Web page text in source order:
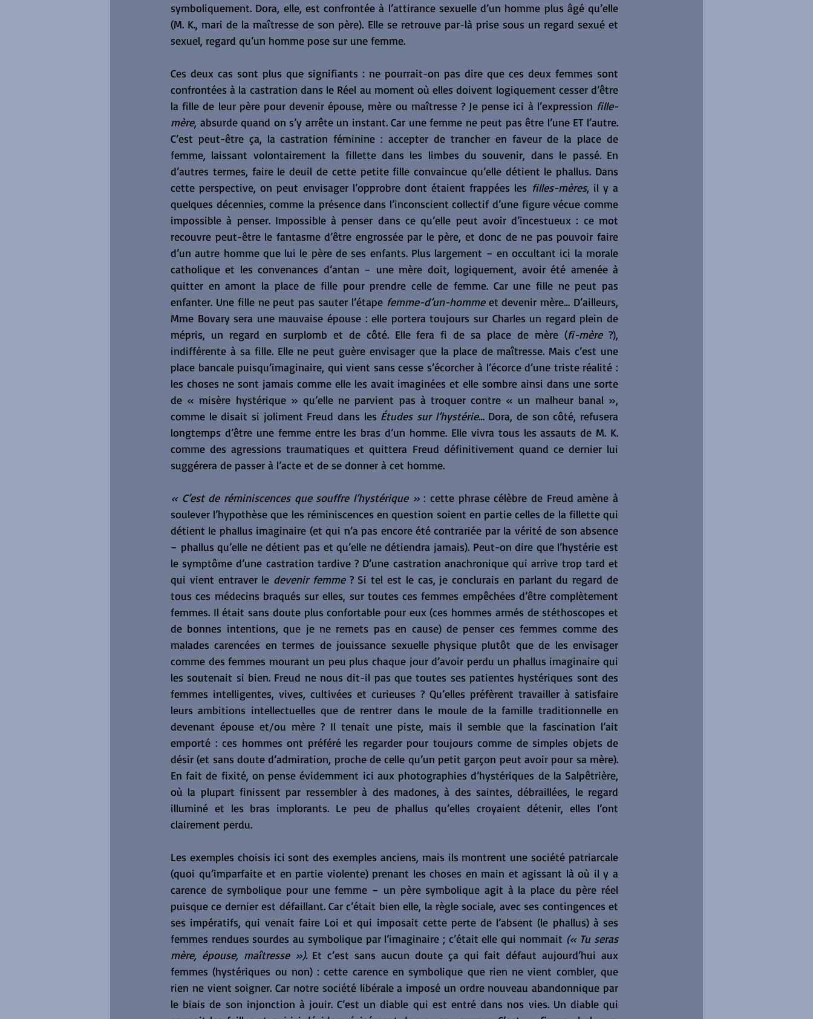
symboliquement. Dora, elle, est confrontée à l’attirance sexuelle d’un homme plus âgé qu’elle
(M. K., mari de la maîtresse de son père). Elle se retrouve par-là prise sous un regard sexué et
sexuel, regard qu’un homme pose sur une femme.
Ces deux cas sont plus que signifiants : ne pourrait-on pas dire que ces deux femmes sont
confrontées à la castration dans le Réel au moment où elles doivent logiquement cesser d’être
la fille de leur père pour devenir épouse, mère ou maîtresse ? Je pense ici à l’expression fille-
mère, absurde quand on s’y arrête un instant. Car une femme ne peut pas être l’une ET l’autre.
C’est peut-être ça, la castration féminine : accepter de trancher en faveur de la place de
femme, laissant volontairement la fillette dans les limbes du souvenir, dans le passé. En
d’autres termes, faire le deuil de cette petite fille convaincue qu’elle détient le phallus. Dans
cette perspective, on peut envisager l’opprobre dont étaient frappées les filles-mères, il y a
quelques décennies, comme la présence dans l’inconscient collectif d’une figure vécue comme
impossible à penser. Impossible à penser dans ce qu’elle peut avoir d’incestueux : ce mot
recouvre peut-être le fantasme d’être engrossée par le père, et donc de ne pas pouvoir faire
d’un autre homme que lui le père de ses enfants. Plus largement − en occultant ici la morale
catholique et les convenances d’antan − une mère doit, logiquement, avoir été amenée à
quitter en amont la place de fille pour prendre celle de femme. Car une fille ne peut pas
enfanter. Une fille ne peut pas sauter l’étape femme-d’un-homme et devenir mère… D’ailleurs,
Mme Bovary sera une mauvaise épouse : elle portera toujours sur Charles un regard plein de
mépris, un regard en surplomb et de côté. Elle fera fi de sa place de mère (fi-mère ?),
indifférente à sa fille. Elle ne peut guère envisager que la place de maîtresse. Mais c’est une
place bancale puisqu’imaginaire, qui vient sans cesse s’écorcher à l’écorce d’une triste réalité :
les choses ne sont jamais comme elle les avait imaginées et elle sombre ainsi dans une sorte
de « misère hystérique » qu’elle ne parvient pas à troquer contre « un malheur banal »,
comme le disait si joliment Freud dans les Études sur l’hystérie… Dora, de son côté, refusera
longtemps d’être une femme entre les bras d’un homme. Elle vivra tous les assauts de M. K.
comme des agressions traumatiques et quittera Freud définitivement quand ce dernier lui
suggérera de passer à l’acte et de se donner à cet homme.
« C’est de réminiscences que souffre l’hystérique » : cette phrase célèbre de Freud amène à
soulever l’hypothèse que les réminiscences en question soient en partie celles de la fillette qui
détient le phallus imaginaire (et qui n’a pas encore été contrariée par la vérité de son absence
− phallus qu’elle ne détient pas et qu’elle ne détiendra jamais). Peut-on dire que l’hystérie est
le symptôme d’une castration tardive ? D’une castration anachronique qui arrive trop tard et
qui vient entraver le devenir femme ? Si tel est le cas, je conclurais en parlant du regard de
tous ces médecins braqués sur elles, sur toutes ces femmes empêchées d’être complètement
femmes. Il était sans doute plus confortable pour eux (ces hommes armés de stéthoscopes et
de bonnes intentions, que je ne remets pas en cause) de penser ces femmes comme des
malades carencées en termes de jouissance sexuelle physique plutôt que de les envisager
comme des femmes mourant un peu plus chaque jour d’avoir perdu un phallus imaginaire qui
les soutenait si bien. Freud ne nous dit-il pas que toutes ses patientes hystériques sont des
femmes intelligentes, vives, cultivées et curieuses ? Qu’elles préfèrent travailler à satisfaire
leurs ambitions intellectuelles que de rentrer dans le moule de la famille traditionnelle en
devenant épouse et/ou mère ? Il tenait une piste, mais il semble que la fascination l’ait
emporté : ces hommes ont préféré les regarder pour toujours comme de simples objets de
désir (et sans doute d’admiration, proche de celle qu’un petit garçon peut avoir pour sa mère).
En fait de fixité, on pense évidemment ici aux photographies d’hystériques de la Salpêtrière,
où la plupart finissent par ressembler à des madones, à des saintes, débraillées, le regard
illuminé et les bras implorants. Le peu de phallus qu’elles croyaient détenir, elles l’ont
clairement perdu.
Les exemples choisis ici sont des exemples anciens, mais ils montrent une société patriarcale
(quoi qu’imparfaite et en partie violente) prenant les choses en main et agissant là où il y a
carence de symbolique pour une femme − un père symbolique agit à la place du père réel
puisque ce dernier est défaillant. Car c’était bien elle, la règle sociale, avec ses contingences et
ses impératifs, qui venait faire Loi et qui imposait cette perte de l’absent (le phallus) à ses
femmes rendues sourdes au symbolique par l’imaginaire ; c’était elle qui nommait (« Tu seras
mère, épouse, maîtresse »). Et c’est sans aucun doute ça qui fait défaut aujourd’hui aux
femmes (hystériques ou non) : cette carence en symbolique que rien ne vient combler, que
rien ne vient soigner. Car notre société libérale a imposé un ordre nouveau abandonnique par
le biais de son injonction à jouir. C’est un diable qui est entré dans nos vies. Un diable qui